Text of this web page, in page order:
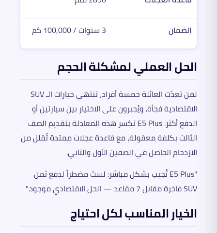
الضمان 3 سنوات / 100,000 كم
الحل العملي لمشكلة الحجم
لمن تعدّت العائلة خمسة أفراد، تنتهي خيارات الـ SUV
الاقتصادية فجأة، ويُجبرون على الاختيار بين سيارتين أو
الدفع أكثر. E5 Plus تكسر هذه المعادلة بتقديم الصف
الثالث بكلفة معقولة، مع قاعدة عجلات ممتدة تُقلل من
الازدحام الحاصل في الصفين الأول والثاني.
"E5 Plus تُجيب بشكل مباشر: لستَ مضطراً لدفع ثمن
SUV فاخرة مقابل 7 مقاعد — الحل الاقتصادي موجود."
الخيار المناسب لكل احتياج